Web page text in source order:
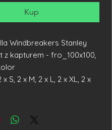
Kup
Windbreakers Stanley
z kapturem - fro_100x100,
S, 2 x M, 2 x L, 2 x XL, 2 x